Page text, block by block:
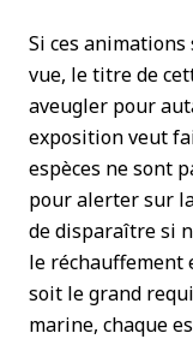
Si ces
vue, le titre de
aveugler pour
exposition veut
espèces ne sont
pour alerter sur
de disparaître si
le réchauffement
soit le grand
marine, chaque